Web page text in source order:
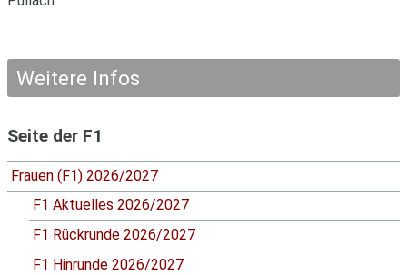
Weitere Infos
Seite der F1
Frauen (F1) 2026/2027
F1 Aktuelles 2026/2027
F1 Rückrunde 2026/2027
F1 Hinrunde 2026/2027